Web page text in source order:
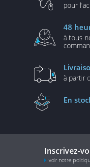
pour
48
à tous
à partir
En
Inscrivez-
voir notre